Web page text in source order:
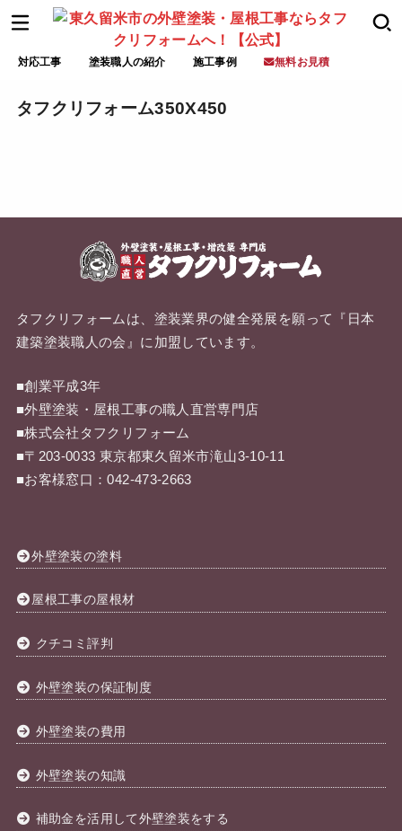
対応工事 塗装職人の紹介 施工事例 無料お見積
タフクリフォーム350X450
タフクリフォームは、塗装業界の健全発展を願って『 日本
建築塗装職人の会 』に加盟しています。
■創業平成3年
■外壁塗装・屋根工事の職人直営専門店
■株式会社タフクリフォーム
■〒203-0033 東京都東久留米市滝山3-10-11
■お客様窓口：042-473-2663
外壁塗装の塗料
屋根工事の屋根材
クチコミ評判
外壁塗装の保証制度
外壁塗装の費用
外壁塗装の知識
補助金を活用して外壁塗装をする